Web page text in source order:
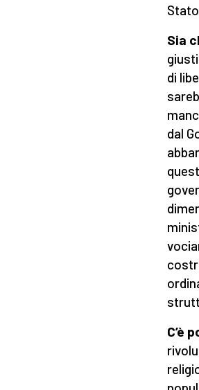
Sia
di
dal
C’è